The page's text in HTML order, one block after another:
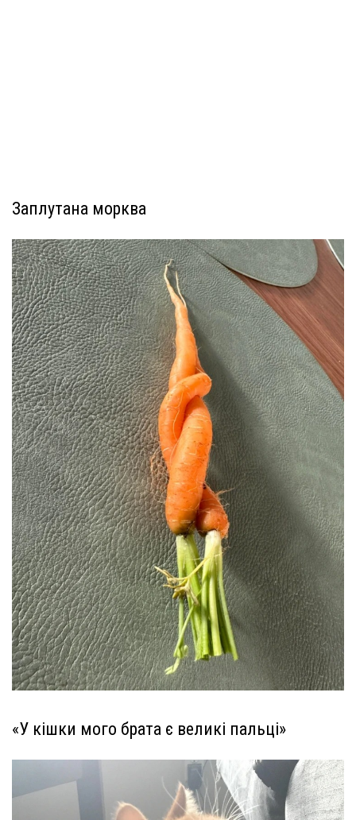
Заплутана морква
«У кішки мого брата є великі пальці»